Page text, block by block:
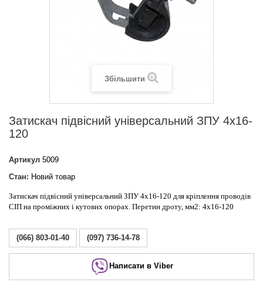
Збільшити
Затискач підвісний універсальний ЗПУ 4х16-
120
Артикул 5009
Стан: Новий товар
Затискач підвісний універсальний ЗПУ 4х16-120 для кріплення проводів
СІП на проміжних і кутових опорах. Перетин дроту, мм2: 4х16-120
(066) 803-01-40 (097) 736-14-78
Написати в Viber